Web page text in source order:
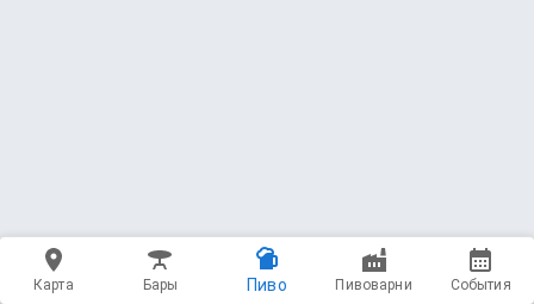
Карта Бары Пиво Пивоварни События